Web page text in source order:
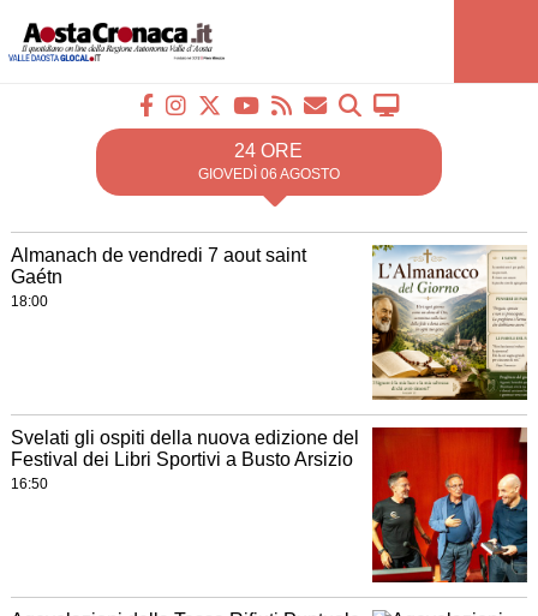
24 ORE
GIOVEDÌ 06 AGOSTO
Almanach de vendredi 7 aout saint
Gaétn
18:00
Svelati gli ospiti della nuova edizione del
Festival dei Libri Sportivi a Busto Arsizio
16:50